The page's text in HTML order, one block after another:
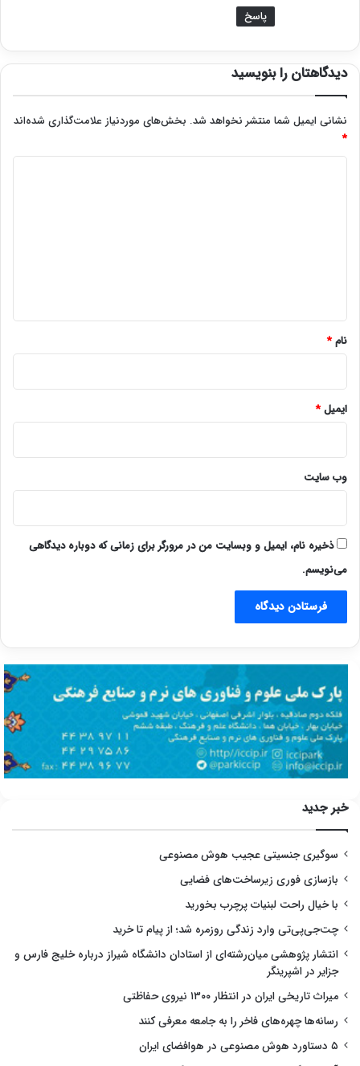
پاسخ
دیدگاهتان را بنویسید
نشانی ایمیل شما منتشر نخواهد شد. بخش‌های موردنیاز علامت‌گذاری شده‌اند
*
نام*
ایمیل*
وب‌ سایت
ذخیره نام، ایمیل و وبسایت من در مرورگر برای زمانی که دوباره دیدگاهی
می‌نویسم.
خبر جدید
سوگیری جنسیتی عجیب هوش مصنوعی
بازسازی فوری زیرساخت‌های فضایی
با خیال راحت لبنیات پرچرب بخورید
چت‌جی‌پی‌تی وارد زندگی روزمره شد؛ از پیام تا خرید
انتشار پژوهشی میان‌رشته‌ای از استادان دانشگاه شیراز درباره خلیج فارس و
جزایر در اشپرینگر
میراث تاریخی ایران در انتظار ۱۳۰۰ نیروی حفاظتی
رسانه‌ها چهره‌های فاخر را به جامعه معرفی کنند
۵ دستاورد هوش مصنوعی در هوافضای ایران